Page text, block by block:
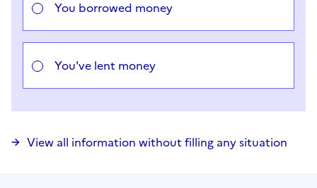
You borrowed money
You've lent money
View all information without filling any situation